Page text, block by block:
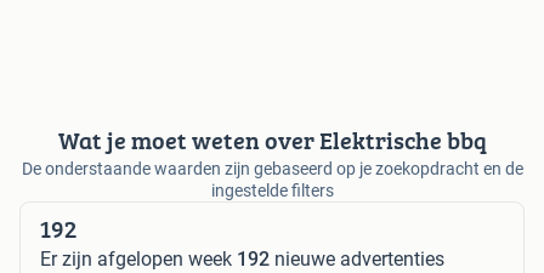
Wat je moet weten over Elektrische bbq
De onderstaande waarden zijn gebaseerd op je zoekopdracht en de
ingestelde filters
192
Er zijn afgelopen week 192 nieuwe advertenties